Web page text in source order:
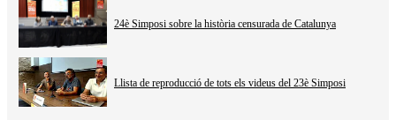
24è Simposi sobre la història censurada de Catalunya
Llista de reproducció de tots els videus del 23è Simposi